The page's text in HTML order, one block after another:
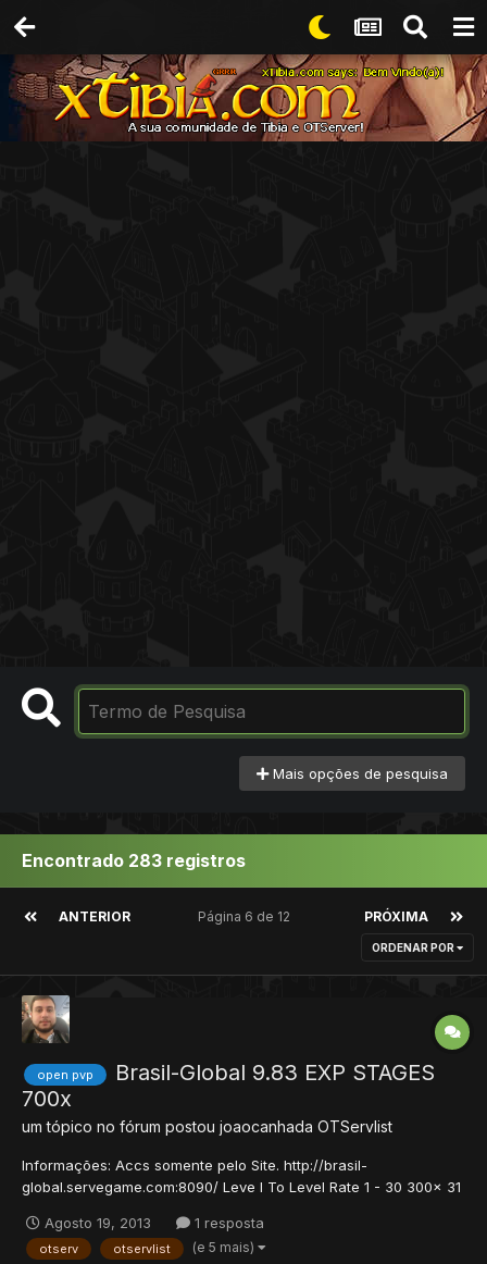
Mais opções de pesquisa
Encontrado 283 registros
ANTERIOR PRÓXIMA
Página 6 de 12
ORDENAR POR
open pvp
Brasil-Global 9.83 EXP STAGES
700x
um tópico no fórum postou joaocanhada OTServlist
Informações: Accs somente pelo Site. http://brasil-
global.servegame.com:8090/ Leve l To Level Rate 1 - 30 300x 31
251 - 280 14x 281 - 310 12x 311 - 330 10x 331 - 350 8x 351 - 370
5x 370 + 5x Skill 60.0x Magic 30.0x Loot 2....
Agosto 19, 2013 1 resposta
otserv otservlist (e 5 mais)